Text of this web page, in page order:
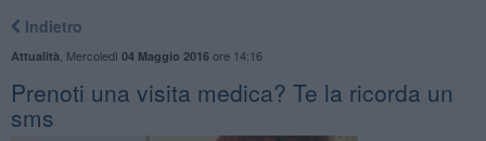
Indietro
Attualità Mercoledì 04 Maggio 2016ore 14:16
Prenoti una visita medica? Te la ricorda un
sms